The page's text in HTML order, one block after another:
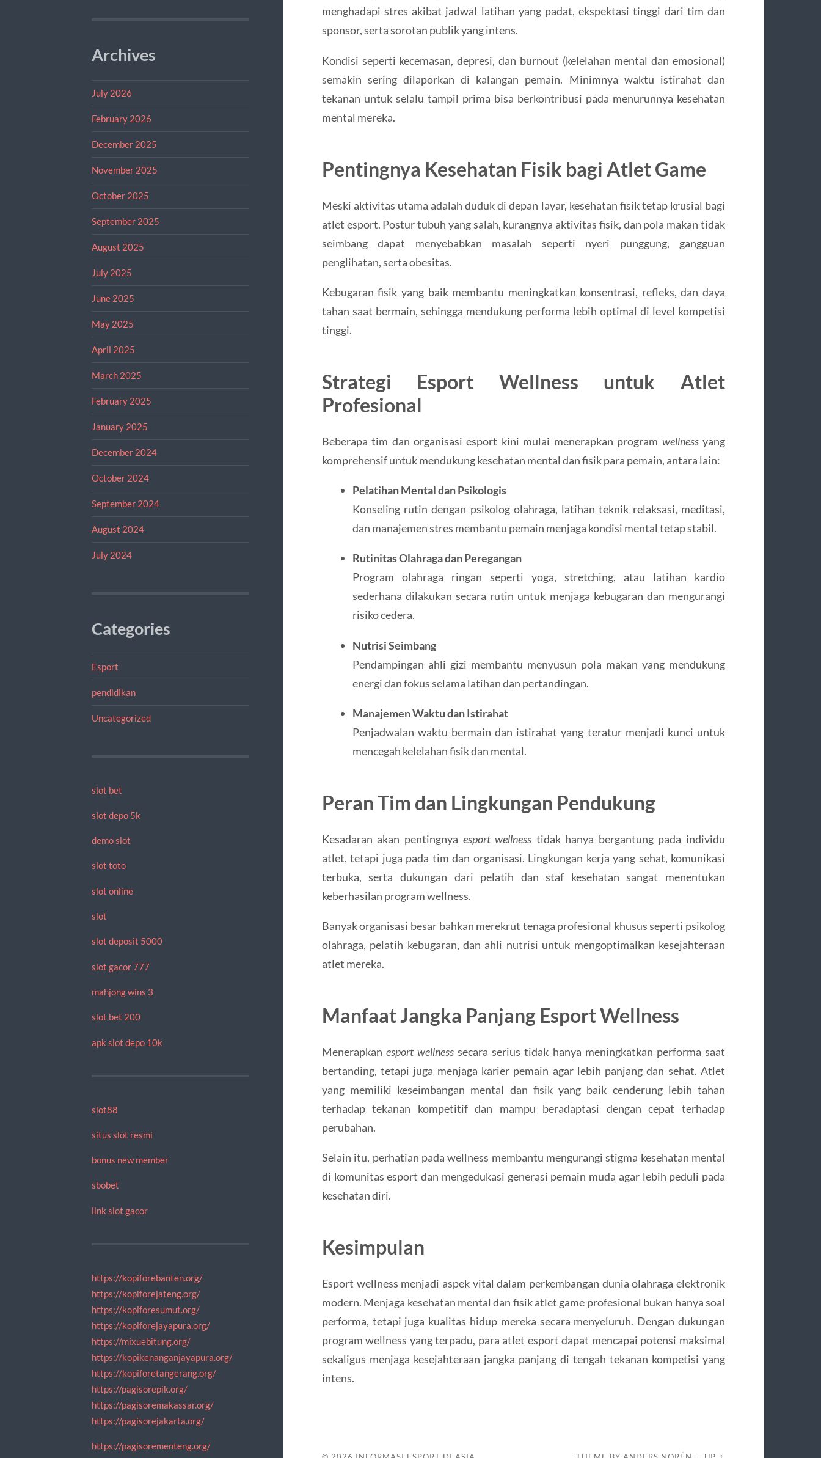
Archives
July 2026
February 2026
December 2025
November 2025
October 2025
September 2025
August 2025
July 2025
June 2025
May 2025
April 2025
March 2025
February 2025
January 2025
December 2024
October 2024
September 2024
August 2024
July 2024
Categories
Esport
pendidikan
Uncategorized
slot bet
slot depo 5k
demo slot
slot toto
slot online
slot
slot deposit 5000
slot gacor 777
mahjong wins 3
slot bet 200
apk slot depo 10k
slot88
situs slot resmi
bonus new member
sbobet
link slot gacor
https://kopiforebanten.org/
https://kopiforejateng.org/
https://kopiforesumut.org/
https://kopiforejayapura.org/
https://mixuebitung.org/
https://kopikenanganjayapura.org/
https://kopiforetangerang.org/
https://pagisorepik.org/
https://pagisoremakassar.org/
https://pagisorejakarta.org/
https://pagisorementeng.org/
menghadapi stres akibat jadwal latihan yang padat, ekspektasi tinggi dari tim dan
sponsor, serta sorotan publik yang intens.
Kondisi seperti kecemasan, depresi, dan burnout (kelelahan mental dan emosional)
semakin sering dilaporkan di kalangan pemain. Minimnya waktu istirahat dan
tekanan untuk selalu tampil prima bisa berkontribusi pada menurunnya kesehatan
mental mereka.
Pentingnya Kesehatan Fisik bagi Atlet Game
Meski aktivitas utama adalah duduk di depan layar, kesehatan fisik tetap krusial bagi
atlet esport. Postur tubuh yang salah, kurangnya aktivitas fisik, dan pola makan tidak
seimbang dapat menyebabkan masalah seperti nyeri punggung, gangguan
penglihatan, serta obesitas.
Kebugaran fisik yang baik membantu meningkatkan konsentrasi, refleks, dan daya
tahan saat bermain, sehingga mendukung performa lebih optimal di level kompetisi
tinggi.
Strategi Esport Wellness untuk Atlet
Profesional
Beberapa tim dan organisasi esport kini mulai menerapkan program wellnessyang
komprehensif untuk mendukung kesehatan mental dan fisik para pemain, antara lain:
Pelatihan Mental dan Psikologis
Konseling rutin dengan psikolog olahraga, latihan teknik relaksasi, meditasi,
dan manajemen stres membantu pemain menjaga kondisi mental tetap stabil.
Rutinitas Olahraga dan Peregangan
Program olahraga ringan seperti yoga, stretching, atau latihan kardio
sederhana dilakukan secara rutin untuk menjaga kebugaran dan mengurangi
risiko cedera.
Nutrisi Seimbang
Pendampingan ahli gizi membantu menyusun pola makan yang mendukung
energi dan fokus selama latihan dan pertandingan.
Manajemen Waktu dan Istirahat
Penjadwalan waktu bermain dan istirahat yang teratur menjadi kunci untuk
mencegah kelelahan fisik dan mental.
Peran Tim dan Lingkungan Pendukung
Kesadaran akan pentingnya esport wellness tidak hanya bergantung pada individu
atlet, tetapi juga pada tim dan organisasi. Lingkungan kerja yang sehat, komunikasi
terbuka, serta dukungan dari pelatih dan staf kesehatan sangat menentukan
keberhasilan program wellness.
Banyak organisasi besar bahkan merekrut tenaga profesional khusus seperti psikolog
olahraga, pelatih kebugaran, dan ahli nutrisi untuk mengoptimalkan kesejahteraan
atlet mereka.
Manfaat Jangka Panjang Esport Wellness
Menerapkan esport wellness secara serius tidak hanya meningkatkan performa saat
bertanding, tetapi juga menjaga karier pemain agar lebih panjang dan sehat. Atlet
yang memiliki keseimbangan mental dan fisik yang baik cenderung lebih tahan
terhadap tekanan kompetitif dan mampu beradaptasi dengan cepat terhadap
perubahan.
Selain itu, perhatian pada wellness membantu mengurangi stigma kesehatan mental
di komunitas esport dan mengedukasi generasi pemain muda agar lebih peduli pada
kesehatan diri.
Kesimpulan
Esport wellness menjadi aspek vital dalam perkembangan dunia olahraga elektronik
modern. Menjaga kesehatan mental dan fisik atlet game profesional bukan hanya soal
performa, tetapi juga kualitas hidup mereka secara menyeluruh. Dengan dukungan
program wellness yang terpadu, para atlet esport dapat mencapai potensi maksimal
sekaligus menjaga kesejahteraan jangka panjang di tengah tekanan kompetisi yang
intens.